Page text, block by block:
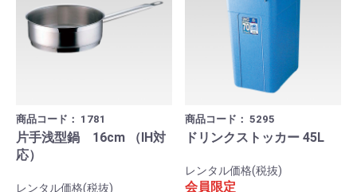
商品コード： 1781
片手浅型鍋 16cm （IH対
応）
レンタル価格(税抜)
商品コード： 5295
ドリンクストッカー 45L
レンタル価格(税抜)
会員限定